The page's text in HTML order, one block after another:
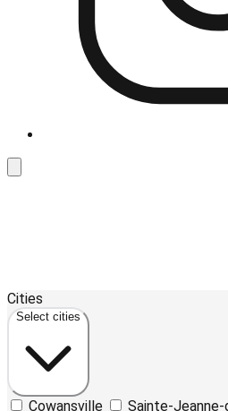
+
−
Cities
Select cities
Cowansville Sainte-Jeanne-